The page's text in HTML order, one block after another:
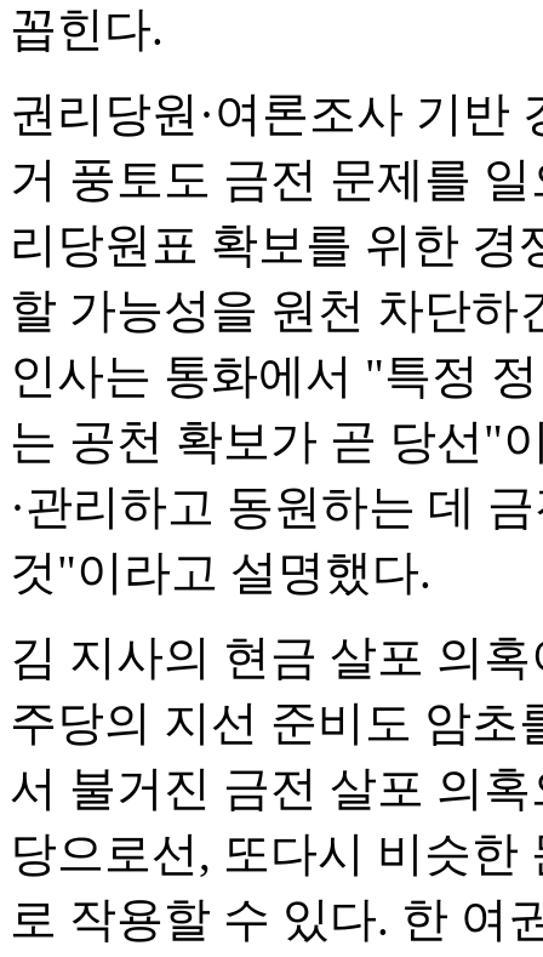
꼽힌다.
권리당원·여론조사 기반
거 풍토도 금전 문제를
리당원표 확보를 위한 경
할 가능성을 원천 차단하
인사는 통화에서 "특정
는 공천 확보가 곧 당선"
·관리하고 동원하는 데
것"이라고 설명했다.
김 지사의 현금 살포 의
주당의 지선 준비도 암초
서 불거진 금전 살포 의
당으로선, 또다시 비슷한
로 작용할 수 있다. 한 여